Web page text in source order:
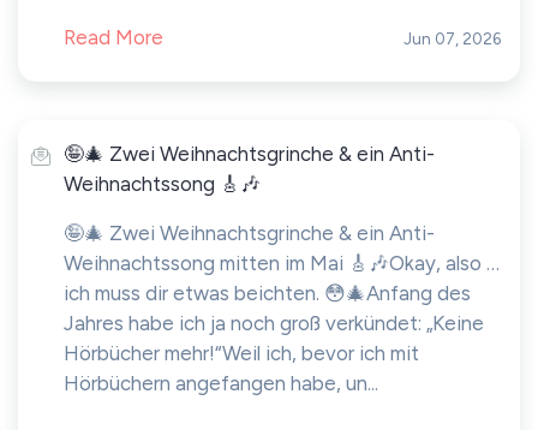
Read More Jun 07, 2026
🤪🎄 Zwei Weihnachtsgrinche & ein Anti-
Weihnachtssong 🎸🎶
🤪🎄 Zwei Weihnachtsgrinche & ein Anti-
Weihnachtssong mitten im Mai 🎸🎶Okay, also …
ich muss dir etwas beichten. 😳🎄Anfang des
Jahres habe ich ja noch groß verkündet: „Keine
Hörbücher mehr!“Weil ich, bevor ich mit
Hörbüchern angefangen habe, un...